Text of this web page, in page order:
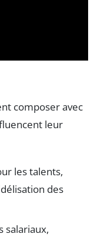
composer avec
leur
les talents,
des
salariaux,